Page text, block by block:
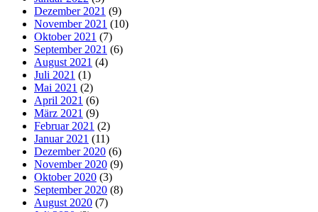
Dezember 2021 (9)
November 2021 (10)
Oktober 2021 (7)
September 2021 (6)
August 2021 (4)
Juli 2021 (1)
Mai 2021 (2)
April 2021 (6)
März 2021 (9)
Februar 2021 (2)
Januar 2021 (11)
Dezember 2020 (6)
November 2020 (9)
Oktober 2020 (3)
September 2020 (8)
August 2020 (7)